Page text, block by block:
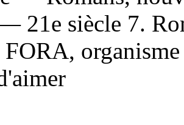
21e siècle 7.
FORA,